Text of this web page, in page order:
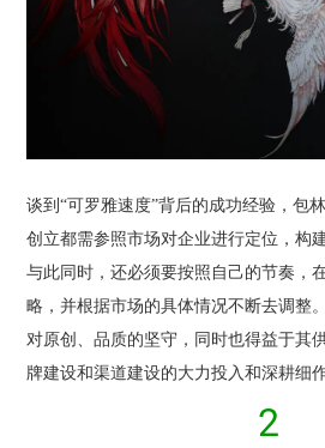
谈到“可罗雅速度”背后的成功经验，包
创立都需参照市场对企业进行定位，构
与此同时，还必须要按照自己的节奏，
略，并根据市场的具体情况不断去调整
对原创、品质的坚守，同时也得益于其
牌建设和渠道建设的大力投入和深耕细作
2